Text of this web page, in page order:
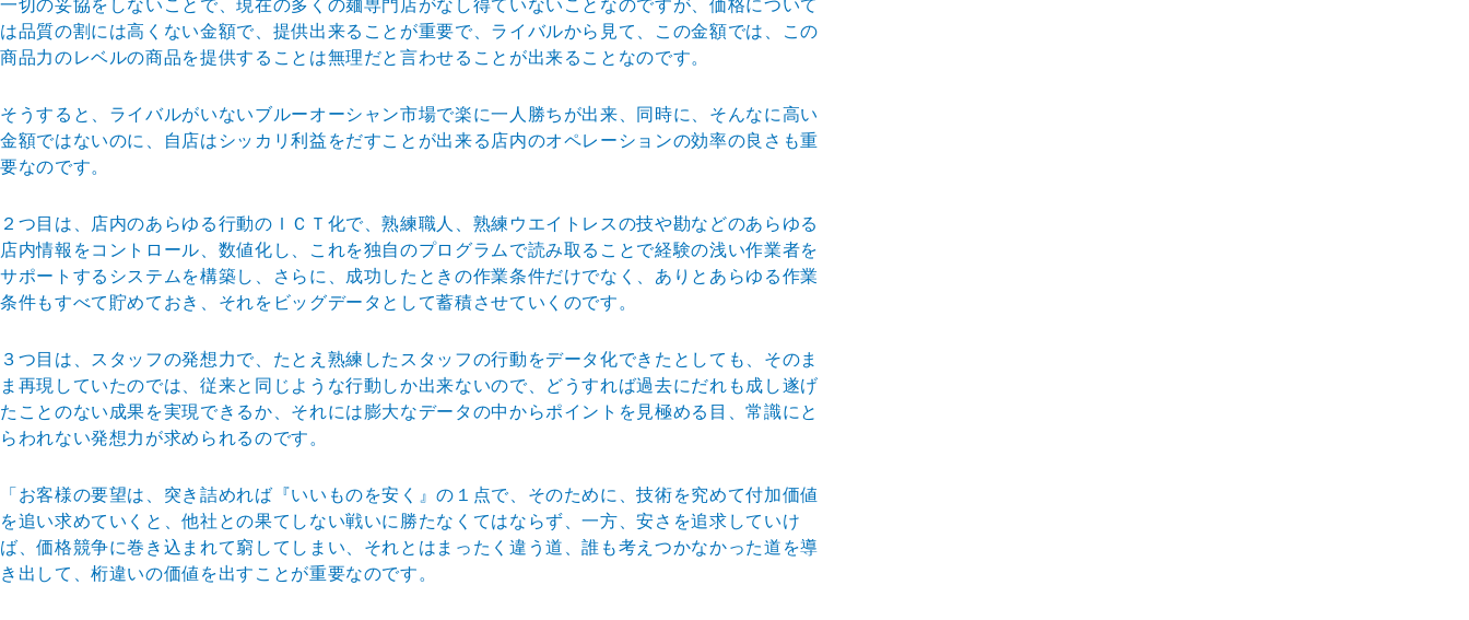
一切の妥協をしないことで、現在の多くの麺専門店がなし得ていないことなのですが、価格について
は品質の割には高くない金額で、提供出来ることが重要で、ライバルから見て、この金額では、この
商品力のレベルの商品を提供することは無理だと言わせることが出来ることなのです。
そうすると、ライバルがいないブルーオーシャン市場で楽に一人勝ちが出来、同時に、そんなに高い
金額ではないのに、自店はシッカリ利益をだすことが出来る店内のオペレーションの効率の良さも重
要なのです。
２つ目は、店内のあらゆる行動のＩＣＴ化で、熟練職人、熟練ウエイトレスの技や勘などのあらゆる
店内情報をコントロール、数値化し、これを独自のプログラムで読み取ることで経験の浅い作業者を
サポートするシステムを構築し、さらに、成功したときの作業条件だけでなく、ありとあらゆる作業
条件もすべて貯めておき、それをビッグデータとして蓄積させていくのです。
３つ目は、スタッフの発想力で、たとえ熟練したスタッフの行動をデータ化できたとしても、そのま
ま再現していたのでは、従来と同じような行動しか出来ないので、どうすれば過去にだれも成し遂げ
たことのない成果を実現できるか、それには膨大なデータの中からポイントを見極める目、常識にと
らわれない発想力が求められるのです。
「お客様の要望は、突き詰めれば『いいものを安く』の１点で、そのために、技術を究めて付加価値
を追い求めていくと、他社との果てしない戦いに勝たなくてはならず、一方、安さを追求していけ
ば、価格競争に巻き込まれて窮してしまい、それとはまったく違う道、誰も考えつかなかった道を導
き出して、桁違いの価値を出すことが重要なのです。